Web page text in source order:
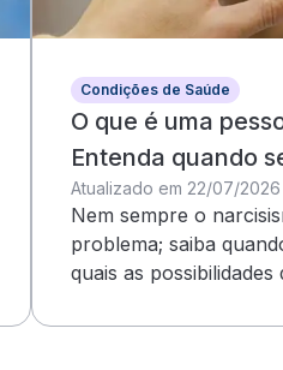
Condições de Saúde
O que é uma
Entenda quando
Atualizado em 22/07/2026
Nem sempre o
problema; saiba
quais as